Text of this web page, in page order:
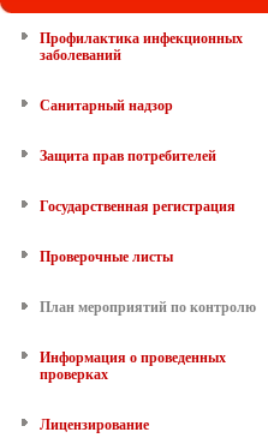
Профилактика инфекционных
заболеваний
Санитарный надзор
Защита прав потребителей
Государственная регистрация
Проверочные листы
План мероприятий по контролю
Информация о проведенных
проверках
Лицензирование